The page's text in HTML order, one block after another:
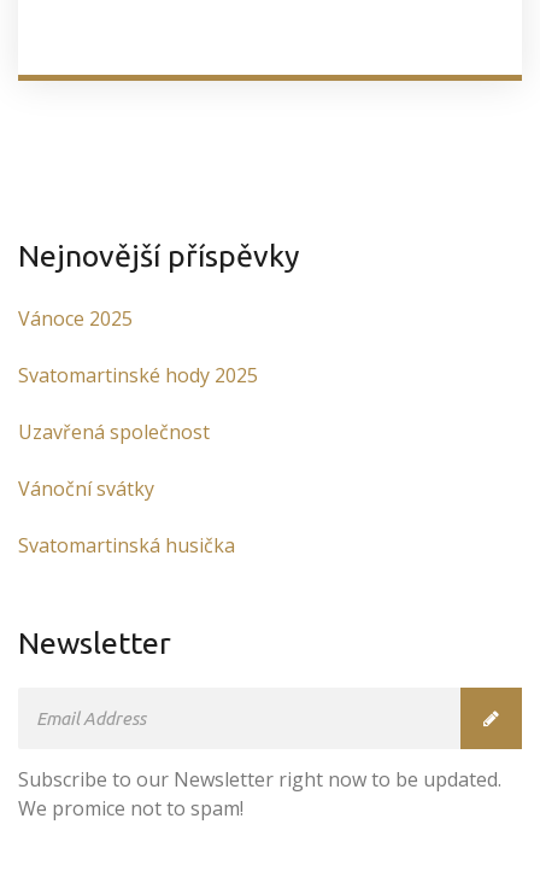
Nejnovější příspěvky
Vánoce 2025
Svatomartinské hody 2025
Uzavřená společnost
Vánoční svátky
Svatomartinská husička
Newsletter
Subscribe to our Newsletter right now to be updated.
We promice not to spam!